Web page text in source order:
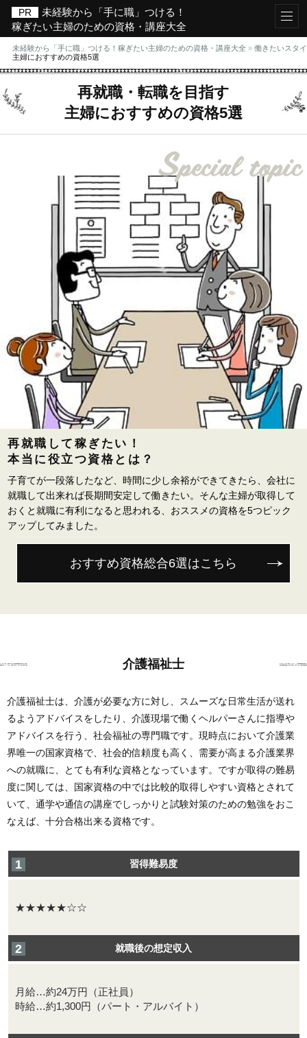
未経験から「手に職」つける！
稼ぎたい主婦のための資格・講座大全
未経験から「手に職」つける！稼ぎたい主婦のための資格・講座大全» 働きたいスタ
主婦におすすめの資格5選
再就職・転職を目指す
主婦におすすめの資格5選
再就職して稼ぎたい！
本当に役立つ資格とは？
子育てが一段落したなど、時間に少し余裕ができてきたら、会社に
就職して出来れば長期間安定して働きたい。そんな主婦が取得して
おくと就職に有利になると思われる、おススメの資格を5つピック
アップしてみました。
おすすめ資格総合6選はこちら
介護福祉士
介護福祉士は、介護が必要な方に対し、スムーズな日常生活が送れ
るようアドバイスをしたり、介護現場で働くヘルパーさんに指導や
アドバイスを行う、社会福祉の専門職です。現時点において介護業
界唯一の国家資格で、社会的信頼度も高く、需要が高まる介護業界
への就職に、とても有利な資格となっています。ですが取得の難易
度に関しては、国家資格の中では比較的取得しやすい資格とされて
いて、通学や通信の講座でしっかりと試験対策のための勉強をおこ
なえば、十分合格出来る資格です。
習得難易度
★★★★★☆☆
就職後の想定収入
月給…約24万円（正社員）
時給…約1,300円（パート・アルバイト）